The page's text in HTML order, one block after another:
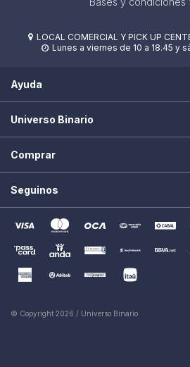
 LOCAL COMERCIAL Y PICK UP
 Lunes a viernes de 10 a 18.45 y
Ayuda
Universo Binario
Comprar
Seguinos
© Copyright 2026 / Universo Binario